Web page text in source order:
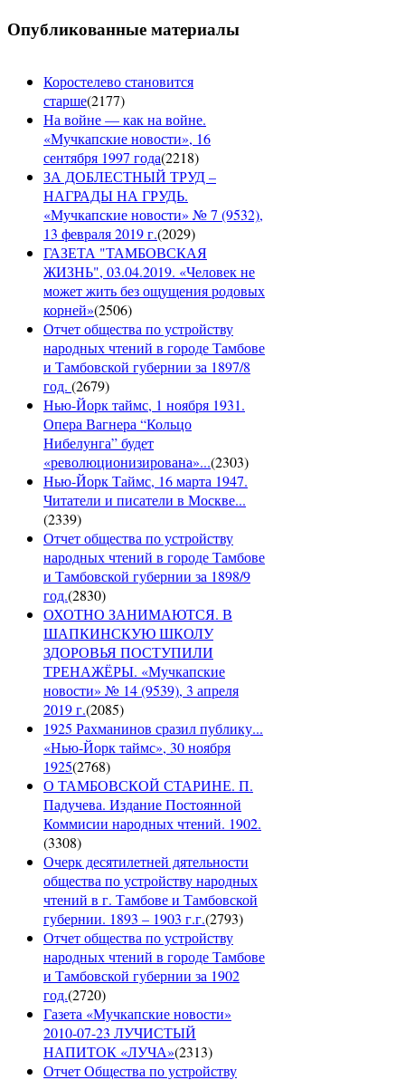
Опубликованные материалы
Коростелево становится
старше(2177)
На войне — как на войне.
«Мучкапские новости», 16
сентября 1997 года(2218)
ЗА ДОБЛЕСТНЫЙ ТРУД –
НАГРАДЫ НА ГРУДЬ.
«Мучкапские новости» № 7 (9532),
13 февраля 2019 г.(2029)
ГАЗЕТА "ТАМБОВСКАЯ
ЖИЗНЬ", 03.04.2019. «Человек не
может жить без ощущения родовых
корней»(2506)
Отчет общества по устройству
народных чтений в городе Тамбове
и Тамбовской губернии за 1897/8
год. (2679)
Нью-Йорк таймс, 1 ноября 1931.
Опера Вагнера “Кольцо
Нибелунга” будет
«революционизирована»...(2303)
Нью-Йорк Таймс, 16 марта 1947.
Читатели и писатели в Москве...
(2339)
Отчет общества по устройству
народных чтений в городе Тамбове
и Тамбовской губернии за 1898/9
год.(2830)
ОХОТНО ЗАНИМАЮТСЯ. В
ШАПКИНСКУЮ ШКОЛУ
ЗДОРОВЬЯ ПОСТУПИЛИ
ТРЕНАЖЁРЫ. «Мучкапские
новости» № 14 (9539), 3 апреля
2019 г.(2085)
1925 Рахманинов сразил публику...
«Нью-Йорк таймс», 30 ноября
1925(2768)
О ТАМБОВСКОЙ СТАРИНЕ. П.
Падучева. Издание Постоянной
Коммисии народных чтений. 1902.
(3308)
Очерк десятилетней дятельности
общества по устройству народных
чтений в г. Тамбове и Тамбовской
губернии. 1893 – 1903 г.г.(2793)
Отчет общества по устройству
народных чтений в городе Тамбове
и Тамбовской губернии за 1902
год.(2720)
Газета «Мучкапские новости»
2010-07-23 ЛУЧИСТЫЙ
НАПИТОК «ЛУЧА»(2313)
Отчет Общества по устройству